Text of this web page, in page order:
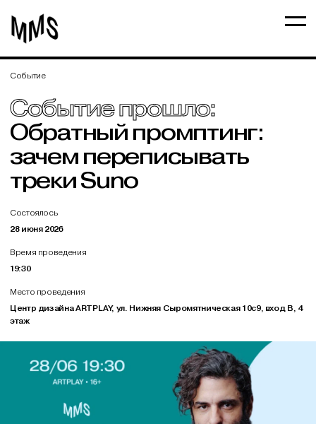
Событие
Событие прошло:
Обратный промптинг:
зачем переписывать
треки Suno
Состоялось
28 июня 2026
Время проведения
19:30
Место проведения
Центр дизайна ARTPLAY, ул. Нижняя Сыромятническая 10с9, вход В, 4
этаж